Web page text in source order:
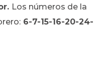
Los números de la
6-7-15-16-20-24-